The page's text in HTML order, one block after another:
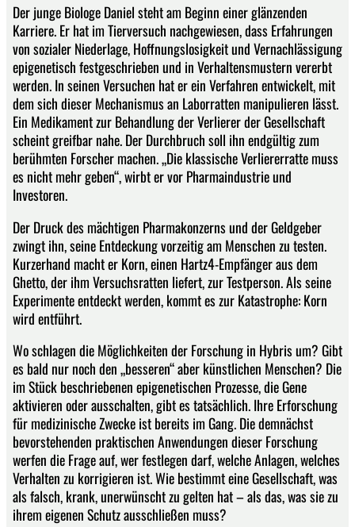
Der junge Biologe Daniel steht am Beginn einer glänzenden
Karriere. Er hat im Tierversuch nachgewiesen, dass Erfahrungen
von sozialer Niederlage, Hoffnungslosigkeit und Vernachlässigung
epigenetisch festgeschrieben und in Verhaltensmustern vererbt
werden. In seinen Versuchen hat er ein Verfahren entwickelt, mit
dem sich dieser Mechanismus an Laborratten manipulieren lässt.
Ein Medikament zur Behandlung der Verlierer der Gesellschaft
scheint greifbar nahe. Der Durchbruch soll ihn endgültig zum
berühmten Forscher machen. „Die klassische Verliererratte muss
es nicht mehr geben“, wirbt er vor Pharmaindustrie und
Investoren.
Der Druck des mächtigen Pharmakonzerns und der Geldgeber
zwingt ihn, seine Entdeckung vorzeitig am Menschen zu testen.
Kurzerhand macht er Korn, einen Hartz4-Empfänger aus dem
Ghetto, der ihm Versuchsratten liefert, zur Testperson. Als seine
Experimente entdeckt werden, kommt es zur Katastrophe: Korn
wird entführt.
Wo schlagen die Möglichkeiten der Forschung in Hybris um? Gibt
es bald nur noch den „besseren“ aber künstlichen Menschen? Die
im Stück beschriebenen epigenetischen Prozesse, die Gene
aktivieren oder ausschalten, gibt es tatsächlich. Ihre Erforschung
für medizinische Zwecke ist bereits im Gang. Die demnächst
bevorstehenden praktischen Anwendungen dieser Forschung
werfen die Frage auf, wer festlegen darf, welche Anlagen, welches
Verhalten zu korrigieren ist. Wie bestimmt eine Gesellschaft, was
als falsch, krank, unerwünscht zu gelten hat – als das, was sie zu
ihrem eigenen Schutz ausschließen muss?